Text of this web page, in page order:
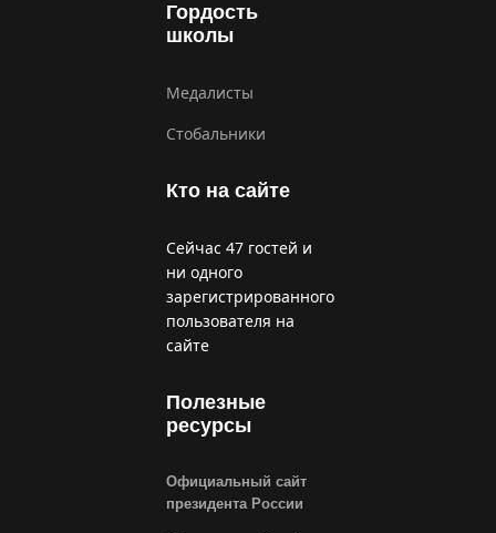
Гордость
школы
Медалисты
Стобальники
Кто на сайте
Сейчас 47 гостей и
ни одного
зарегистрированного
пользователя на
сайте
Полезные
ресурсы
Официальный сайт
президента России